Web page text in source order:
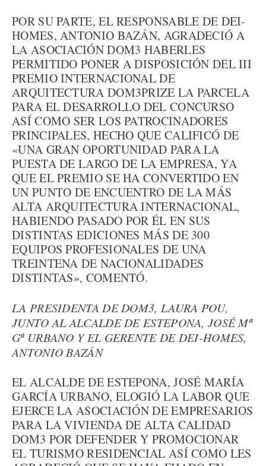
POR SU PARTE, EL RESPONSABLE DE DEI-
HOMES, ANTONIO BAZÁN, AGRADECIÓ A
LA ASOCIACIÓN DOM3 HABERLES
PERMITIDO PONER A DISPOSICIÓN DEL III
PREMIO INTERNACIONAL DE
ARQUITECTURA DOM3PRIZE LA PARCELA
PARA EL DESARROLLO DEL CONCURSO
ASÍ COMO SER LOS PATROCINADORES
PRINCIPALES, HECHO QUE CALIFICÓ DE
«UNA GRAN OPORTUNIDAD PARA LA
PUESTA DE LARGO DE LA EMPRESA, YA
QUE EL PREMIO SE HA CONVERTIDO EN
UN PUNTO DE ENCUENTRO DE LA MÁS
ALTA ARQUITECTURA INTERNACIONAL,
HABIENDO PASADO POR ÉL EN SUS
DISTINTAS EDICIONES MÁS DE 300
EQUIPOS PROFESIONALES DE UNA
TREINTENA DE NACIONALIDADES
DISTINTAS», COMENTÓ.
LA PRESIDENTA DE DOM3, LAURA POU,
JUNTO AL ALCALDE DE ESTEPONA, JOSÉ Mª
Gª URBANO Y EL GERENTE DE DEI-HOMES,
ANTONIO BAZÁN
EL ALCALDE DE ESTEPONA, JOSÉ MARÍA
GARCÍA URBANO, ELOGIÓ LA LABOR QUE
EJERCE LA ASOCIACIÓN DE EMPRESARIOS
PARA LA VIVIENDA DE ALTA CALIDAD
DOM3 POR DEFENDER Y PROMOCIONAR
EL TURISMO RESIDENCIAL ASÍ COMO LES